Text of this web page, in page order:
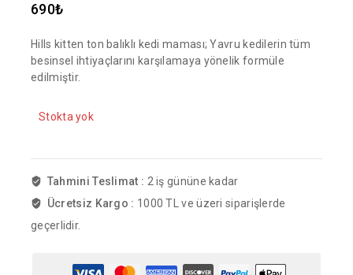
690₺
Hills kitten ton balıklı kedi maması; Yavru kedilerin tüm
besinsel ihtiyaçlarını karşılamaya yönelik formüle
edilmiştir.
Stokta yok
Tahmini Teslimat : 2 iş gününe kadar
Ücretsiz Kargo : 1000 TL ve üzeri siparişlerde
geçerlidir.